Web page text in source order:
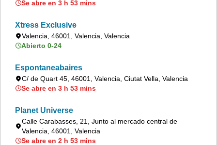
Se abre en 3 h 53 mins
Xtress Exclusive
Valencia, 46001, Valencia, Valencia
Abierto 0-24
Espontaneabaires
C/ de Quart 45, 46001, Valencia, Ciutat Vella, Valencia
Se abre en 3 h 53 mins
Planet Universe
Calle Carabasses, 21, Junto al mercado central de
Valencia, 46001, Valencia
Se abre en 2 h 53 mins